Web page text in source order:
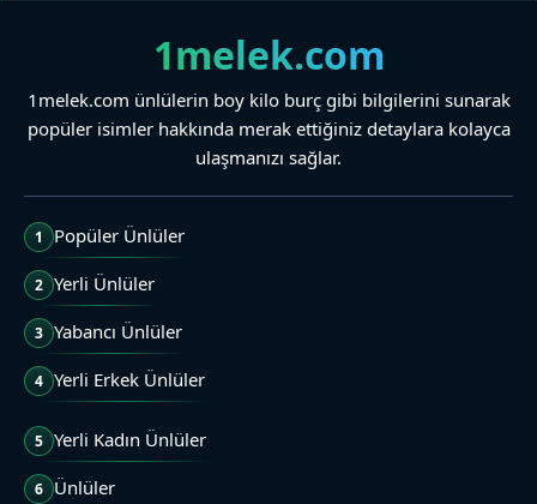
1melek.com
1melek.com ünlülerin boy kilo burç gibi bilgilerini sunarak
popüler isimler hakkında merak ettiğiniz detaylara kolayca
ulaşmanızı sağlar.
1 Popüler Ünlüler
2 Yerli Ünlüler
3 Yabancı Ünlüler
4 Yerli Erkek Ünlüler
5 Yerli Kadın Ünlüler
6 Ünlüler